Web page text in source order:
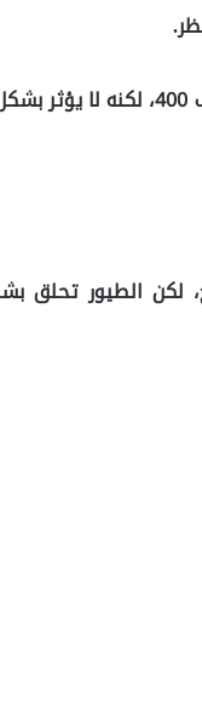
الطيار: هناك سرب من اللقالق بالقرب من
لكن الطيور تحلق